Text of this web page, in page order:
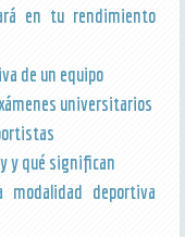
en tu rendimiento
de un equipo
universitarios
y qué significan
deportiva